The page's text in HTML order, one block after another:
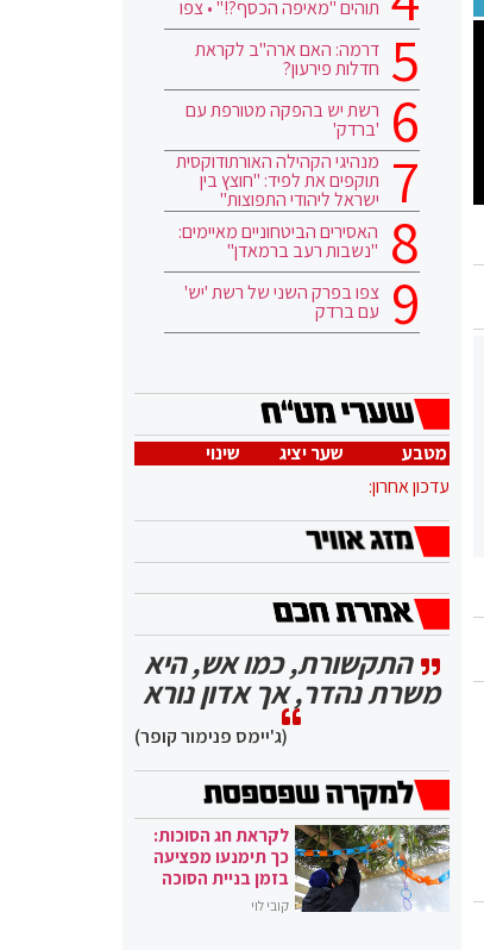
תוהים "מאיפה הכסף?!" • צפו
דרמה: האם ארה"ב לקראת
חדלות פירעון?
רשת יש בהפקה מטורפת עם
'ברדק'
מנהיגי הקהילה האורתודוקסית
תוקפים את לפיד: "חוצץ בין
ישראל ליהודי התפוצות"
האסירים הביטחוניים מאיימים:
"נשבות רעב ברמאדן"
צפו בפרק השני של רשת 'יש'
עם ברדק
מטבע שער יציג
שינוי
עדכון אחרון:
התקשורת, כמו אש, היא
משרת נהדר, אך אדון נורא
(ג'יימס פנימור קופר)
לקראת חג הסוכות:
כך תימנעו מפציעה
בזמן בניית הסוכה
קובי לוי